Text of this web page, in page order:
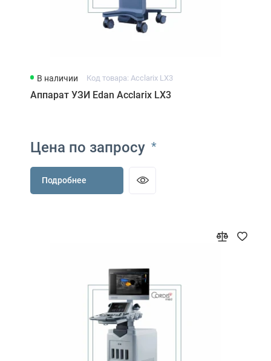
В наличии Код товара: Acclarix LX3
Аппарат УЗИ Edan Acclarix LX3
Цена по запросу *
Подробнее